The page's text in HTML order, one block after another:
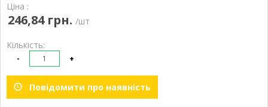
Ціна :
246,84 грн. /шт
Кількість:
- +
Повідомити про наявність